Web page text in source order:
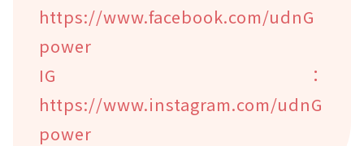
https://www.facebook.com/udnG
power
IG：
https://www.instagram.com/udnG
power